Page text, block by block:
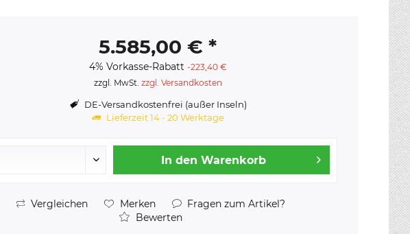
5.585,00 € *
4% Vorkasse-Rabatt -223,40 €
zzgl. MwSt. zzgl. Versandkosten
DE-Versandkostenfrei (außer Inseln)
Lieferzeit 14 - 20 Werktage
In den Warenkorb
Vergleichen Merken
Fragen zum Artikel?
Bewerten